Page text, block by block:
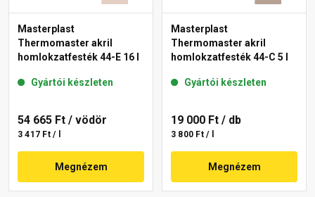
Masterplast
Thermomaster akril
homlokzatfesték 44-E 16 l
Gyártói készleten
54 665 Ft / vödör
3 417 Ft / l
Megnézem
Masterplast
Thermomaster akril
homlokzatfesték 44-C 5 l
Gyártói készleten
19 000 Ft / db
3 800 Ft / l
Megnézem